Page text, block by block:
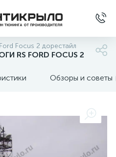
Focus 2 дорестайл
RS FORD FOCUS 2
Обзоры и советы